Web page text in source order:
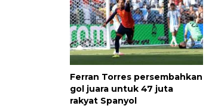
Ferran Torres persembahkan
gol juara untuk 47 juta
rakyat Spanyol